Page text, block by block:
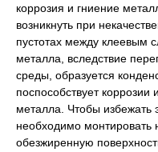
коррозия и гниение
возникнуть при
пустотах между клеевым
металла, вследствие
среды, образуется
поспособствует
металла. Чтобы избежать
необходимо
обезжиренную